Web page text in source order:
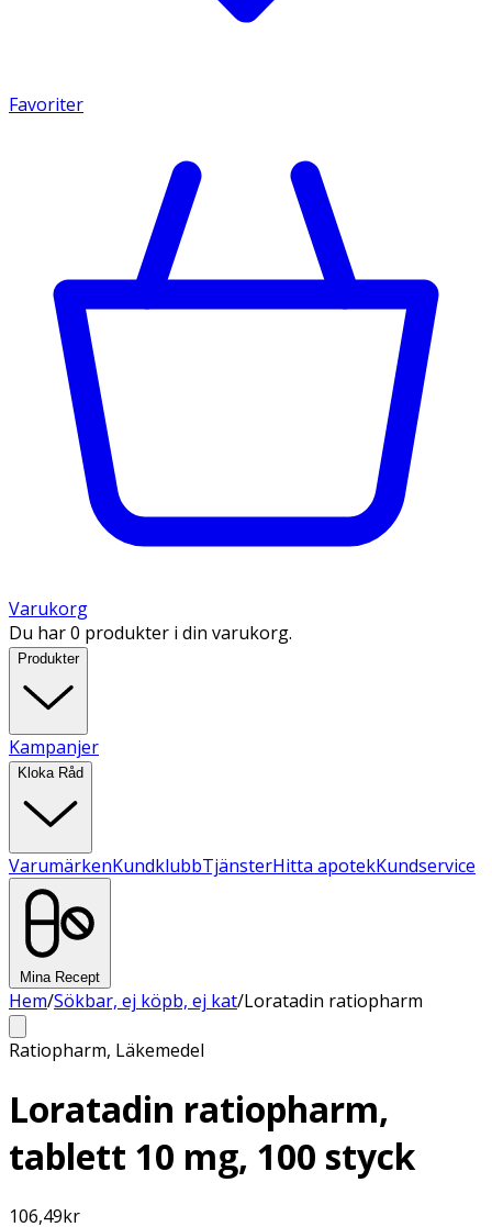
Favoriter
Varukorg
Du har 0 produkter i din varukorg.
Produkter
Kampanjer
Kloka Råd
VarumärkenKundklubbTjänsterHitta apotekKundservice
Mina Recept
Hem/Sökbar, ej köpb, ej kat/Loratadin ratiopharm
Ratiopharm, Läkemedel
Loratadin ratiopharm,
tablett 10 mg, 100 styck
106,49kr